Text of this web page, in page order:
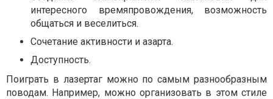
интересного времяпровождения, возможность
общаться и веселиться.
Сочетание активности и азарта.
Доступность.
Поиграть в лазертаг можно по самым разнообразным
поводам. Например, можно организовать в этом стиле